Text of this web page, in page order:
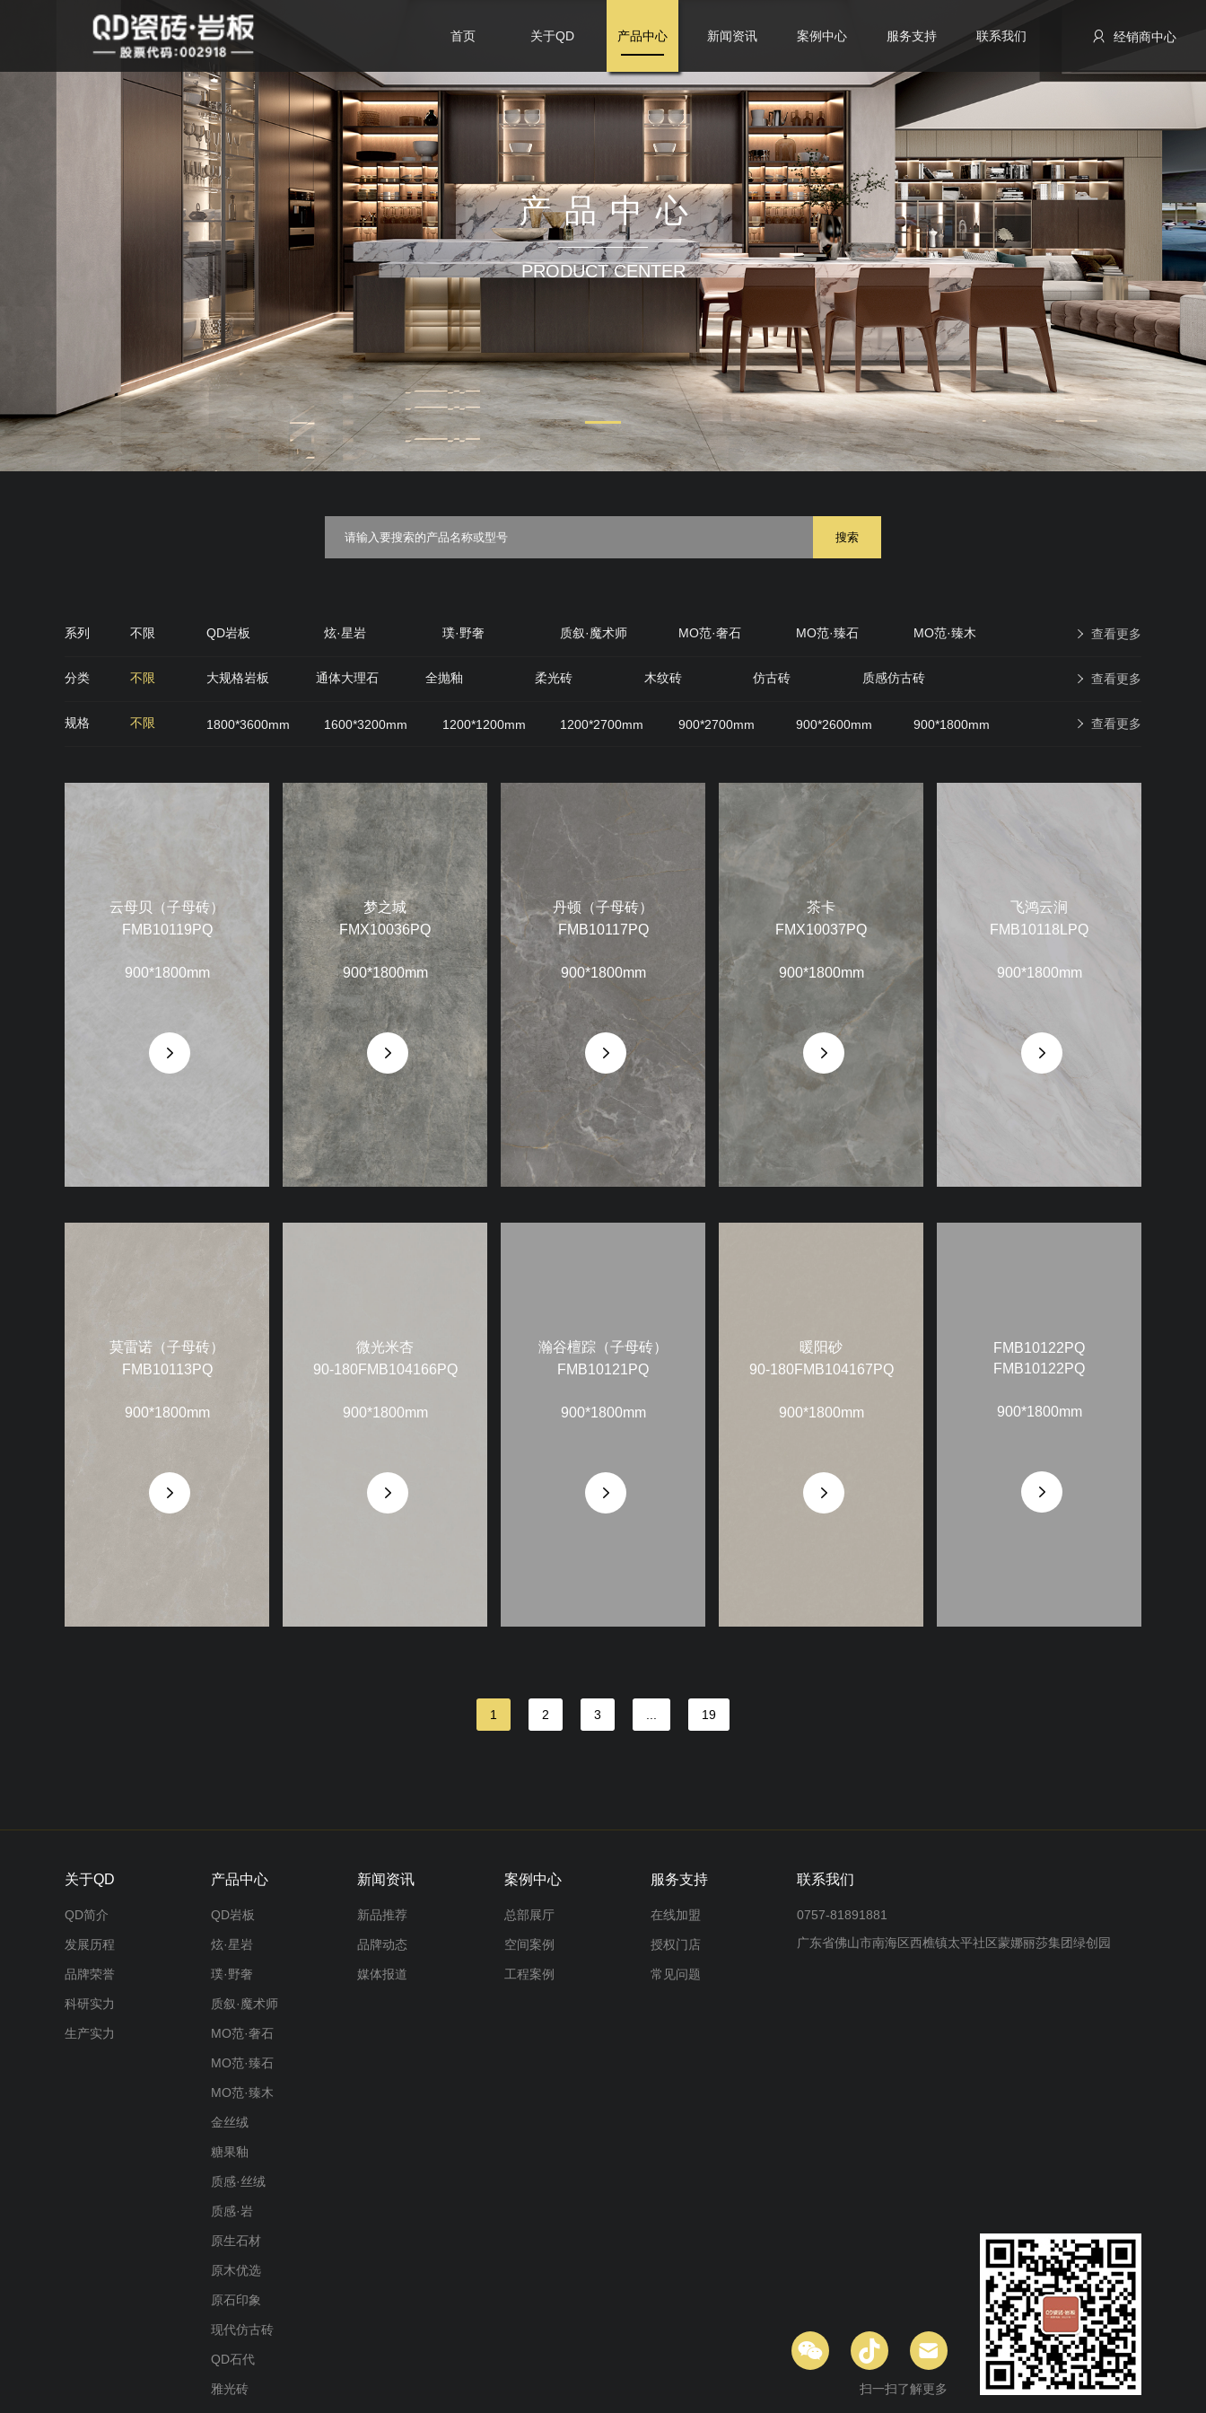
首页 关于QD 产品中心 新闻资讯 案例中心 服务支持 联系我们 经销商中心
产品中心
PRODUCT CENTER
搜索
系列 不限 QD岩板 炫·星岩 璞·野奢 质叙·魔术师 MO范·奢石 MO范·臻石 MO范·臻木 查看更多
分类 不限 大规格岩板 通体大理石 全抛釉 柔光砖 木纹砖 仿古砖 质感仿古砖 查看更多
规格 不限 1800*3600mm 1600*3200mm 1200*1200mm 1200*2700mm 900*2700mm 900*2600mm
900*1800mm
查看更多
云母贝（子母砖）
FMB10119PQ
900*1800mm
梦之城
FMX10036PQ
900*1800mm
丹顿（子母砖）
FMB10117PQ
900*1800mm
茶卡
FMX10037PQ
900*1800mm
飞鸿云涧
FMB10118LPQ
900*1800mm
莫雷诺（子母砖）
FMB10113PQ
900*1800mm
微光米杏
90-180FMB104166PQ
900*1800mm
瀚谷檀踪（子母砖）
FMB10121PQ
900*1800mm
暖阳砂
90-180FMB104167PQ
900*1800mm
FMB10122PQ
FMB10122PQ
900*1800mm
1 2 3 19
关于QD
QD简介
发展历程
品牌荣誉
科研实力
生产实力
产品中心
QD岩板
炫·星岩
璞·野奢
质叙·魔术师
MO范·奢石
MO范·臻石
MO范·臻木
金丝绒
糖果釉
质感·丝绒
质感·岩
原生石材
原木优选
原石印象
现代仿古砖
QD石代
雅光砖
新闻资讯
新品推荐
品牌动态
媒体报道
案例中心
总部展厅
空间案例
工程案例
服务支持
在线加盟
授权门店
常见问题
联系我们
0757-81891881
广东省佛山市南海区西樵镇太平社区蒙娜丽莎集团绿创园
扫一扫了解更多